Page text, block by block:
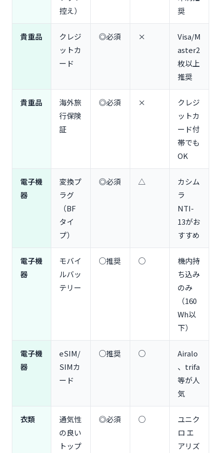
女子旅｜コスメ・ヘアアイロンの持ち込みルール
液体物の100ml制限と対策｜「無印良品 詰め替えボ
トル」活用法
モバイルバッテリーは機内持ち込みのみ｜160Wh以
預け荷物の重量制限｜LCC「Scoot」「Jetstar」
は特に注意
要注意！シンガポールに持ち込めないもの｜罰金最
大100万円
ガム（チューインガム）は持ち込み禁止｜医療用を
食品・お菓子の持ち込み制限｜「カップ麺」「おに
よくある質問｜シンガポール旅行の持ち物Q&A
Q1. 現金はいくら持っていくべき？おすすめの両替
Q2. 変換プラグと変圧器、両方必要？
Q3. 日本の薬はシンガポールで買える？
Q4. 何泊何日がおすすめ？日数別の持ち物量は？
Q5. 現地調達できるもの・日本から持参すべきもの
の見分け方は？
まとめ：シンガポール旅行の持ち物準備を完璧に
控え）
奨
貴重品
クレジ
ットカ
ード
◎必須 ×
Visa/M
aster2
枚以上
推奨
貴重品
海外旅
行保険
証
◎必須 ×
クレジ
ットカ
ード付
帯でも
OK
電子機
器
変換プ
ラグ
（BF
タイ
プ）
◎必須 △
カシム
ラ
NTI-
13がお
すすめ
電子機
器
モバイ
ルバッ
テリー
○推奨 ○
機内持
ち込み
のみ
（160
Wh以
下）
電子機
器
eSIM/
SIMカ
ード
○推奨 ○
Airalo
、trifa
等が人
気
衣類
通気性
の良い
トップ
◎必須 ○
ユニク
ロ エ
アリズ